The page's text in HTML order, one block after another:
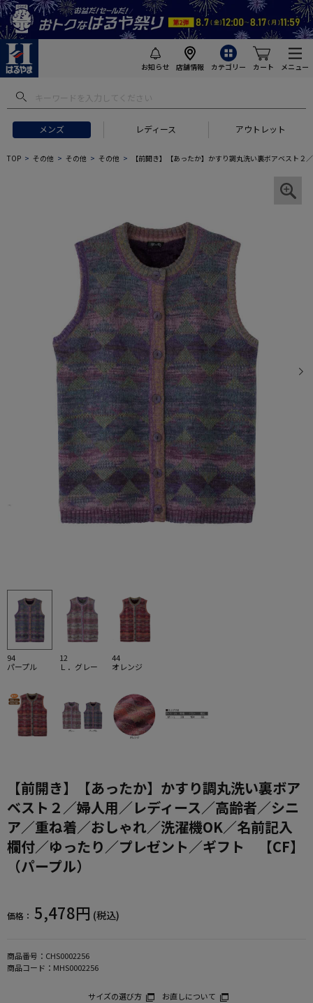
お知らせ 店舗情報 カテゴリー カート メニュー
メンズ レディース アウトレット
TOP その他 その他 その他 【前開き】【あったか】かすり調丸洗い裏ボアベスト
94
パープル
12
Ｌ．グレー
44
オレンジ
【前開き】【あったか】かすり調丸洗い裏ボア
ベスト２／婦人用／レディース／高齢者／シニ
ア／重ね着／おしゃれ／洗濯機OK／名前記入
欄付／ゆったり／プレゼント／ギフト 【CF】
（パープル）
価格： 5,478円 (税込)
商品番号： CHS0002256
商品コード： MHS0002256
サイズの選び方 お直しについて